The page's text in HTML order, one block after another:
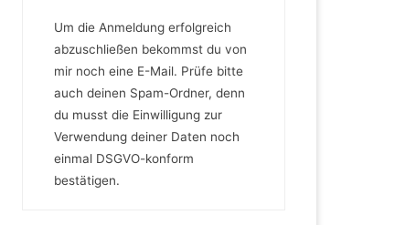
Um die Anmeldung erfolgreich
abzuschließen bekommst du von
mir noch eine E-Mail. Prüfe bitte
auch deinen Spam-Ordner, denn
du musst die Einwilligung zur
Verwendung deiner Daten noch
einmal DSGVO-konform
bestätigen.